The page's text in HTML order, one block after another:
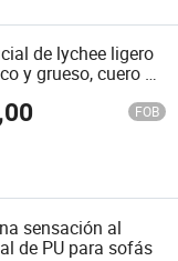
de lychee ligero
y grueso, cuero de
FOB
sensación al
de PU para sofás